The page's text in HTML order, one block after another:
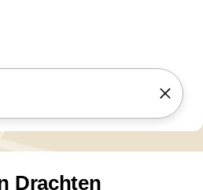
Drachten